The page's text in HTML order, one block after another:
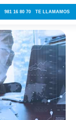
981 16 80 70 TE LLAMAMOS